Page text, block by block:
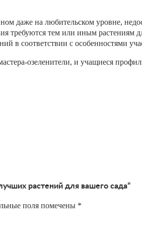
даже на любительском уровне,
требуются тем или иным
в соответствии с
озеленители, и учащиеся
растений для вашего сада”
поля помечены *